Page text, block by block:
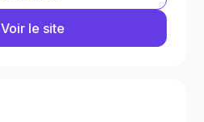
Voir le site